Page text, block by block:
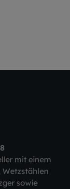
mit einem
sowie